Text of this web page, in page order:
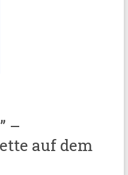
–
auf dem